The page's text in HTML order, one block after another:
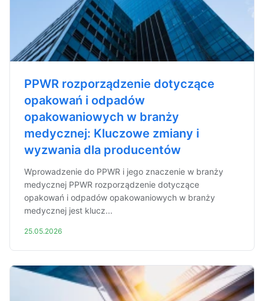
PPWR rozporządzenie dotyczące
opakowań i odpadów
opakowaniowych w branży
medycznej: Kluczowe zmiany i
wyzwania dla producentów
Wprowadzenie do PPWR i jego znaczenie w branży
medycznej PPWR rozporządzenie dotyczące
opakowań i odpadów opakowaniowych w branży
medycznej jest klucz...
25.05.2026